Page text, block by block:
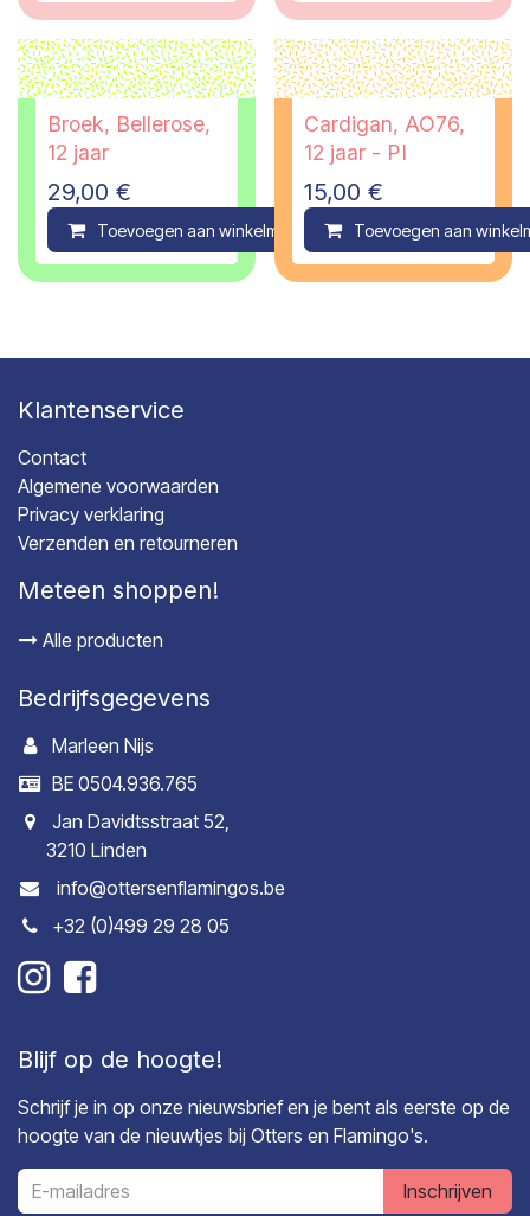
Broek, Bellerose,
12 jaar
29,00 €
Toevoegen aan winkelmandje Compare
Cardigan, AO76,
12 jaar - PI
15,00 €
Toevoegen aan
Klantenservice
Contact
Algemene voorwaarden
Privacy verklaring
Verzenden en retourneren
Meteen shoppen!
Alle producten
Bedrijfsgegevens
Marleen Nijs
BE 0504.936.765
Jan Davidtsstraat 52,
3210 Linden
info@ottersenflamingos.be
+32 (0)499 29 28 05
Blijf op de hoogte!
Schrijf je in op onze nieuwsbrief en je bent als eerste op de
hoogte van de nieuwtjes bij Otters en Flamingo's.
Inschrijven